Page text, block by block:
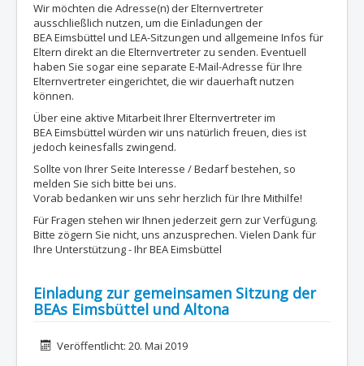
Wir möchten die Adresse(n) der Elternvertreter
ausschließlich nutzen, um die Einladungen der
BEA Eimsbüttel und LEA-Sitzungen und allgemeine Infos für
Eltern direkt an die Elternvertreter zu senden. Eventuell
haben Sie sogar eine separate E-Mail-Adresse für Ihre
Elternvertreter eingerichtet, die wir dauerhaft nutzen
können.
Über eine aktive Mitarbeit Ihrer Elternvertreter im
BEA Eimsbüttel würden wir uns natürlich freuen, dies ist
jedoch keinesfalls zwingend.
Sollte von Ihrer Seite Interesse / Bedarf bestehen, so
melden Sie sich bitte bei uns.
Vorab bedanken wir uns sehr herzlich für Ihre Mithilfe!
Für Fragen stehen wir Ihnen jederzeit gern zur Verfügung.
Bitte zögern Sie nicht, uns anzusprechen. Vielen Dank für
Ihre Unterstützung - Ihr BEA Eimsbüttel
Einladung zur gemeinsamen Sitzung der
BEAs Eimsbüttel und Altona
DetailsVeröffentlicht: 20. Mai 2019